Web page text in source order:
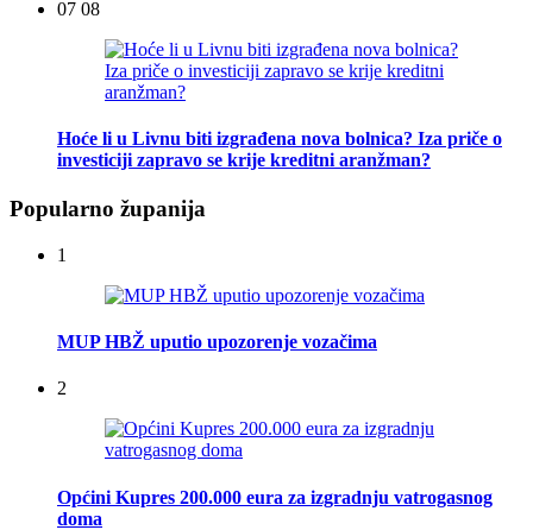
07 08
Hoće li u Livnu biti izgrađena nova bolnica? Iza priče o
investiciji zapravo se krije kreditni aranžman?
Popularno županija
1
MUP HBŽ uputio upozorenje vozačima
2
Općini Kupres 200.000 eura za izgradnju vatrogasnog
doma